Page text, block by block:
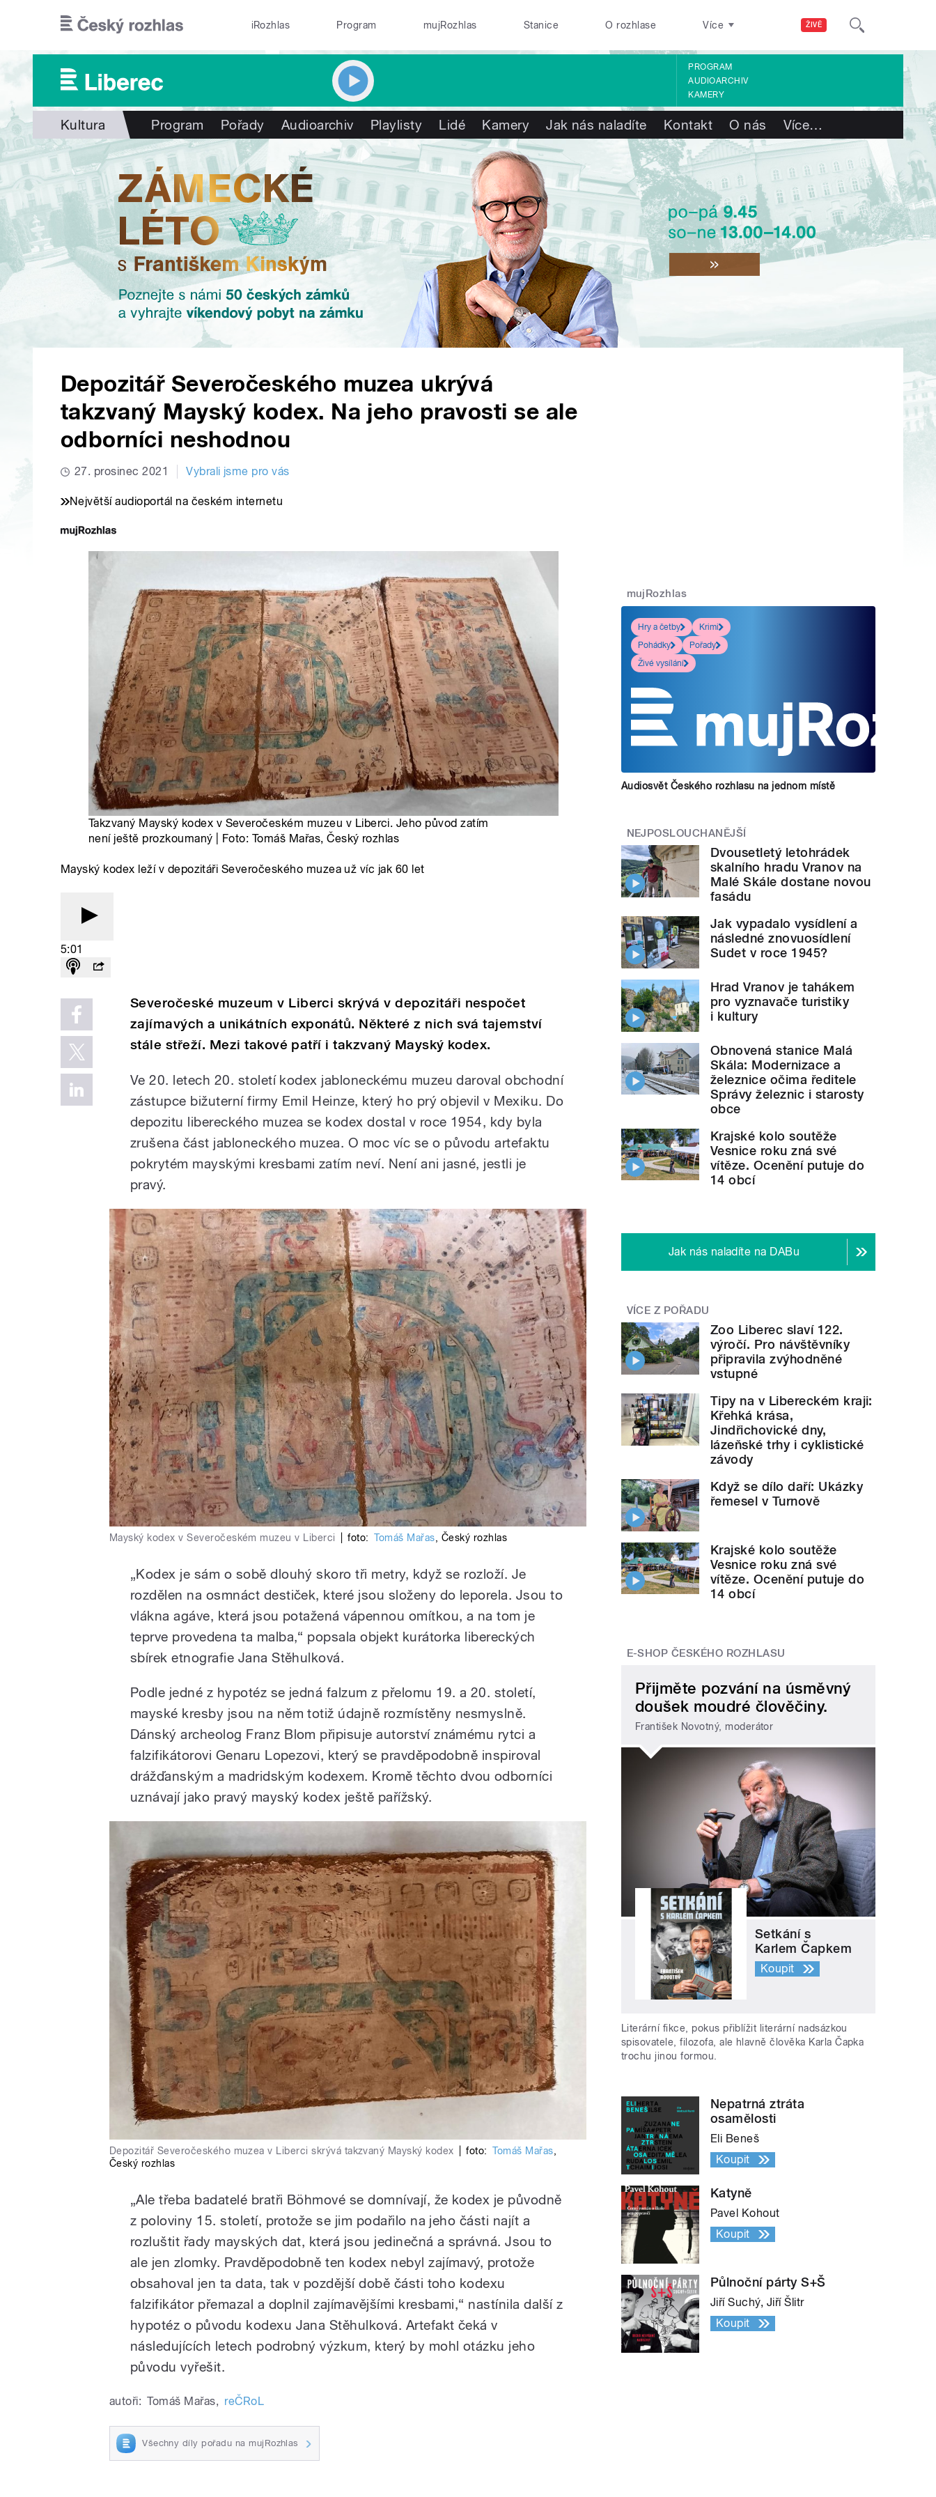
ŽIVĚ
iRozhlas Program mujRozhlas Stanice O rozhlase Více
PROGRAM
AUDIOARCHIV
KAMERY
Kultura Program Pořady Audioarchiv Playlisty Lidé Kamery Jak nás naladíte Kontakt O nás Více…
Depozitář Severočeského muzea ukrývá
takzvaný Mayský kodex. Na jeho pravosti se ale
odborníci neshodnou
27. prosinec 2021 Vybrali jsme pro vás
Největší audioportál na českém internetu
Takzvaný Mayský kodex v Severočeském muzeu v Liberci. Jeho původ zatím
není ještě prozkoumaný | Foto: Tomáš Mařas, Český rozhlas
Mayský kodex leží v depozitáři Severočeského muzea už víc jak 60 let
5:01
Severočeské muzeum v Liberci skrývá v depozitáři nespočet
zajímavých a unikátních exponátů. Některé z nich svá tajemství
stále střeží. Mezi takové patří i takzvaný Mayský kodex.
Ve 20. letech 20. století kodex jabloneckému muzeu daroval obchodní
zástupce bižuterní firmy Emil Heinze, který ho prý objevil v Mexiku. Do
depozitu libereckého muzea se kodex dostal v roce 1954, kdy byla
zrušena část jabloneckého muzea. O moc víc se o původu artefaktu
pokrytém mayskými kresbami zatím neví. Není ani jasné, jestli je
pravý.
Mayský kodex v Severočeském muzeu v Liberci foto: Tomáš Mařas, Český rozhlas
„Kodex je sám o sobě dlouhý skoro tři metry, když se rozloží. Je
rozdělen na osmnáct destiček, které jsou složeny do leporela. Jsou to
vlákna agáve, která jsou potažená vápennou omítkou, a na tom je
teprve provedena ta malba,“ popsala objekt kurátorka libereckých
sbírek etnografie Jana Stěhulková.
Podle jedné z hypotéz se jedná falzum z přelomu 19. a 20. století,
mayské kresby jsou na něm totiž údajně rozmístěny nesmyslně.
Dánský archeolog Franz Blom připisuje autorství známému rytci a
falzifikátorovi Genaru Lopezovi, který se pravděpodobně inspiroval
drážďanským a madridským kodexem. Kromě těchto dvou odborníci
uznávají jako pravý mayský kodex ještě pařížský.
Depozitář Severočeského muzea v Liberci skrývá takzvaný Mayský kodex foto: Tomáš Mařas,
Český rozhlas
„Ale třeba badatelé bratři Böhmové se domnívají, že kodex je původně
z poloviny 15. století, protože se jim podařilo na jeho části najít a
rozluštit řady mayských dat, která jsou jedinečná a správná. Jsou to
ale jen zlomky. Pravděpodobně ten kodex nebyl zajímavý, protože
obsahoval jen ta data, tak v pozdější době části toho kodexu
falzifikátor přemazal a doplnil zajímavějšími kresbami,“ nastínila další z
hypotéz o původu kodexu Jana Stěhulková. Artefakt čeká v
následujících letech podrobný výzkum, který by mohl otázku jeho
původu vyřešit.
autoři: Tomáš Mařas, reČRoL
Všechny díly pořadu na mujRozhlas
mujRozhlas
Hry a četby
Krimi
Pohádky
Pořady
Živé vysílání
Audiosvět Českého rozhlasu na jednom místě
NEJPOSLOUCHANĚJŠÍ
Dvousetletý letohrádek
skalního hradu Vranov na
Malé Skále dostane novou
fasádu
Jak vypadalo vysídlení a
následné znovuosídlení
Sudet v roce 1945?
Hrad Vranov je tahákem
pro vyznavače turistiky
i kultury
Obnovená stanice Malá
Skála: Modernizace a
železnice očima ředitele
Správy železnic i starosty
obce
Krajské kolo soutěže
Vesnice roku zná své
vítěze. Ocenění putuje do
14 obcí
Jak nás naladíte na DABu
VÍCE Z POŘADU
Zoo Liberec slaví 122.
výročí. Pro návštěvníky
připravila zvýhodněné
vstupné
Tipy na v Libereckém kraji:
Křehká krása,
Jindřichovické dny,
lázeňské trhy i cyklistické
závody
Když se dílo daří: Ukázky
řemesel v Turnově
Krajské kolo soutěže
Vesnice roku zná své
vítěze. Ocenění putuje do
14 obcí
E-SHOP ČESKÉHO ROZHLASU
Přijměte pozvání na úsměvný
doušek moudré člověčiny.
František Novotný, moderátor
Setkání s
Karlem Čapkem
Koupit
Literární fikce, pokus přiblížit literární nadsázkou
spisovatele, filozofa, ale hlavně člověka Karla Čapka
trochu jinou formou.
Nepatrná ztráta
osamělosti
Eli Beneš
Koupit
Katyně
Pavel Kohout
Koupit
Půlnoční párty S+Š
Jiří Suchý, Jiří Šlitr
Koupit